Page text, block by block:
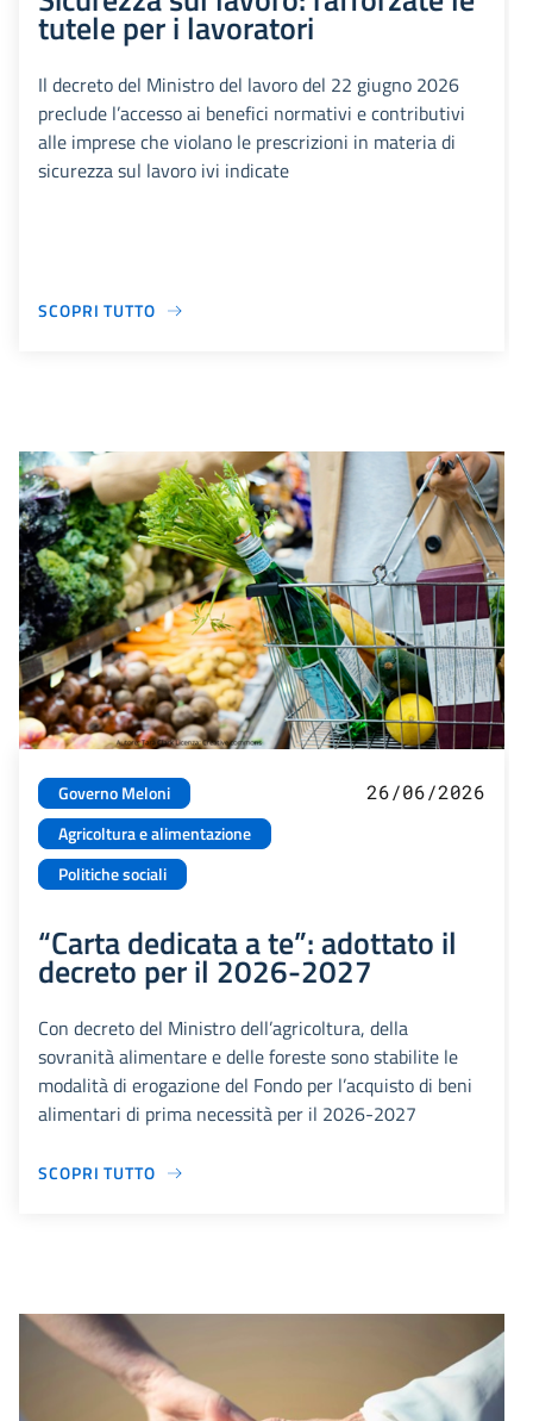
tutele per i lavoratori
Il decreto del Ministro del lavoro del 22 giugno 2026
preclude l’accesso ai benefici normativi e contributivi
alle imprese che violano le prescrizioni in materia di
sicurezza sul lavoro ivi indicate
SCOPRI TUTTO
Governo Meloni
Agricoltura e alimentazione
Politiche sociali
26/06/2026
“Carta dedicata a te”: adottato il
decreto per il 2026-2027
Con decreto del Ministro dell’agricoltura, della
sovranità alimentare e delle foreste sono stabilite le
modalità di erogazione del Fondo per l’acquisto di beni
alimentari di prima necessità per il 2026-2027
SCOPRI TUTTO